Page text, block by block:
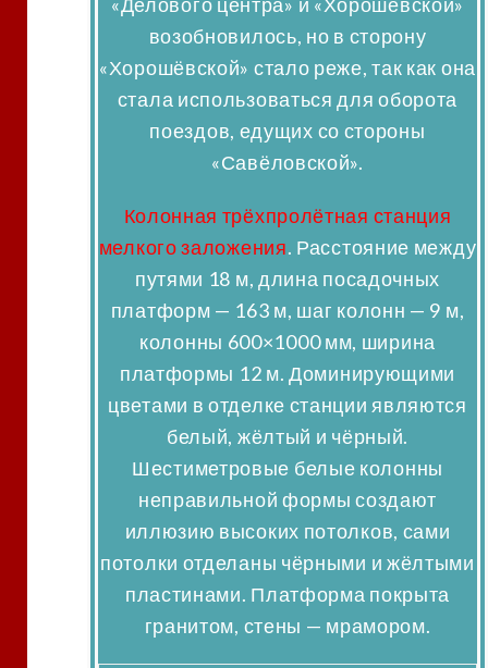
возобновилось, но в сторону
«Хорошёвской» стало реже, так как она
стала использоваться для оборота
поездов, едущих со стороны
«Савёловской».
Колонная трёхпролётная станция
мелкого заложения. Расстояние между
путями 18 м, длина посадочных
платформ — 163 м, шаг колонн — 9 м,
колонны 600×1000 мм, ширина
платформы 12 м. Доминирующими
цветами в отделке станции являются
белый, жёлтый и чёрный.
Шестиметровые белые колонны
неправильной формы создают
иллюзию высоких потолков, сами
потолки отделаны чёрными и жёлтыми
пластинами. Платформа покрыта
гранитом, стены — мрамором.